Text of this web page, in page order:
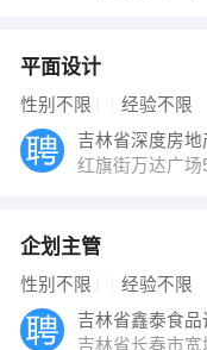
平面设计
性别不限 经验不限
红旗街万达广场
企划主管
性别不限 经验不限
吉林省鑫泰食品
吉林省长春市